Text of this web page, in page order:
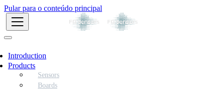
Pular para o conteúdo principal
Introduction
Products
Sensors
Boards